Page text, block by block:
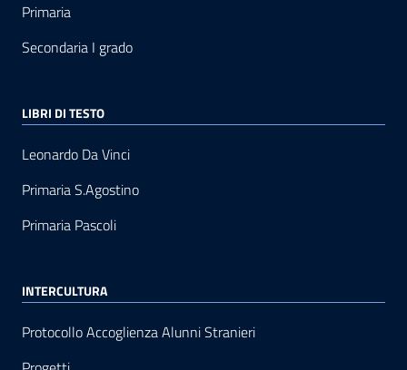
Primaria
Secondaria I grado
LIBRI DI TESTO
Leonardo Da Vinci
Primaria S.Agostino
Primaria Pascoli
INTERCULTURA
Protocollo Accoglienza Alunni Stranieri